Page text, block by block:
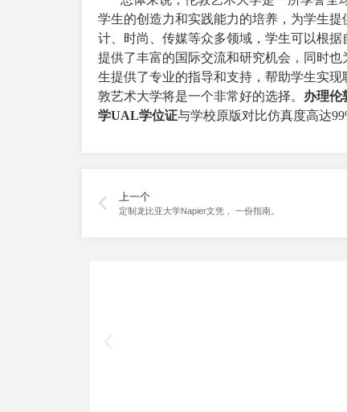
学生的创造力和实践能力的培养，为学生
计、时尚、传媒等众多领域，学生可以根
提供了丰富的国际交流和研究机会，同时
生提供了专业的指导和支持，帮助学生实
敦艺术大学将是一个非常好的选择。 办理伦
学UAL学位证与学校原版对比仿真度高达
上一个
定制龙比亚大学Napier文凭， 一份指南。